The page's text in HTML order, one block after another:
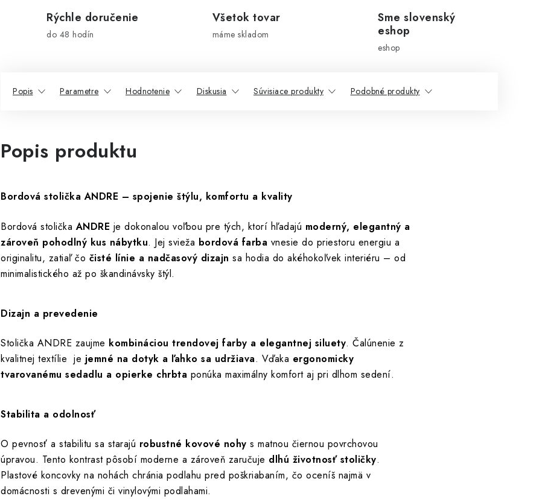
Rýchle doručenie
do 48 hodín
Všetok tovar
máme skladom
Sme slovenský
eshop
eshop
Popis Parametre Hodnotenie Diskusia Súvisiace produkty Podobné produkty
Popis produktu
Bordová stolička ANDRE – spojenie štýlu, komfortu a kvality
Bordová stoličkaANDRE je dokonalou voľbou pre tých, ktorí hľadajú moderný, elegantný a
zároveň pohodlný kus nábytku. Jej svieža bordová farba vnesie do priestoru energiu a
originalitu, zatiaľ čo čisté línie a nadčasový dizajn sa hodia do akéhokoľvek interiéru – od
minimalistického až po škandinávsky štýl.
Dizajn a prevedenie
Stolička ANDRE zaujme kombináciou trendovej farby a elegantnej siluety. Čalúnenie z
kvalitnej textílie je jemné na dotyk a ľahko sa udržiava. Vďaka ergonomicky
tvarovanému sedadlu a opierke chrbta ponúka maximálny komfort aj pri dlhom sedení.
Stabilita a odolnosť
O pevnosť a stabilitu sa starajú robustné kovové nohy s matnou čiernou povrchovou
úpravou. Tento kontrast pôsobí moderne a zároveň zaručuje dlhú životnosť stoličky.
Plastové koncovky na nohách chránia podlahu pred poškriabaním, čo oceníš najmä v
domácnosti s drevenými či vinylovými podlahami.